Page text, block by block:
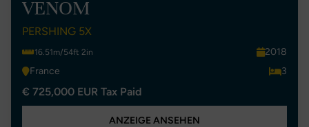
VENOM
PERSHING 5X
16.51m/54ft 2in
2018
France
3
€ 725,000 EUR Tax Paid
ANZEIGE ANSEHEN